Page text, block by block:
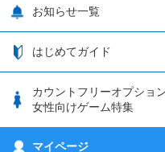
つながる端末保証
フィルタリングアプリ
5G回線オプションについ
プリンセスコネクト！
釣り★スタ
ウマスクについて
日割り計算
iPhone利用について
動作確認済み端末一覧
サポート・ヘルプ
nanoSIM･microSIM･通常
eSIMの初期設定方法
お知らせ一覧
お知らせ一覧
はじめてガイド
はじめてガイド
カウントフリーオプショ
女性向けゲーム特集
刀剣乱舞-ONLINE- Pocket
マイページ